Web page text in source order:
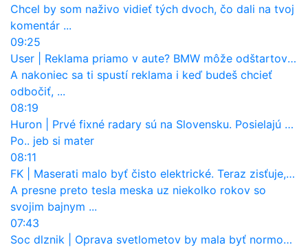
Chcel by som naživo vidieť tých dvoch, čo dali na tvoj
komentár ...
09:25
User
Reklama priamo v aute? BMW môže odštartovať nový trend
A nakoniec sa ti spustí reklama i keď budeš chcieť
odbočiť, ...
08:19
Huron
Prvé fixné radary sú na Slovensku. Posielajú už pokuty? Ukáže ich Waze?
Po.. jeb si mater
08:11
FK
Maserati malo byť čisto elektrické. Teraz zisťuje, že potrebuje nový osemvalcový motor
A presne preto tesla meska uz niekolko rokov so
svojim bajnym ...
07:43
Soc dlznik
Oprava svetlometov by mala byť normou. Jeden nový dnes stojí priemerne 1251 eur!